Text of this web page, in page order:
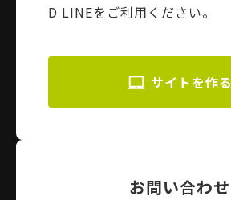
D LINEをご利用ください。
サイトを作る
お問い合わせ